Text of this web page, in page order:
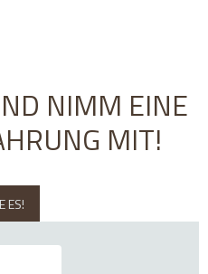
NIMM EINE
MIT!
ES!